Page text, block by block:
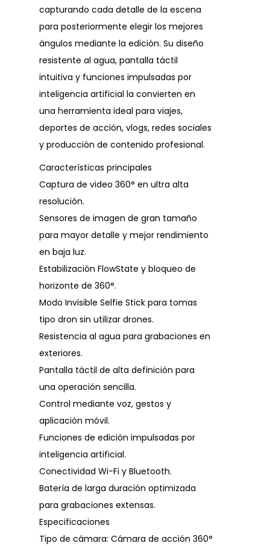
capturando cada detalle de la escena
para posteriormente elegir los mejores
ángulos mediante la edición. Su diseño
resistente al agua, pantalla táctil
intuitiva y funciones impulsadas por
inteligencia artificial la convierten en
una herramienta ideal para viajes,
deportes de acción, vlogs, redes sociales
y producción de contenido profesional.
Características principales
Captura de video 360° en ultra alta
resolución.
Sensores de imagen de gran tamaño
para mayor detalle y mejor rendimiento
en baja luz.
Estabilización FlowState y bloqueo de
horizonte de 360°.
Modo Invisible Selfie Stick para tomas
tipo dron sin utilizar drones.
Resistencia al agua para grabaciones en
exteriores.
Pantalla táctil de alta definición para
una operación sencilla.
Control mediante voz, gestos y
aplicación móvil.
Funciones de edición impulsadas por
inteligencia artificial.
Conectividad Wi-Fi y Bluetooth.
Batería de larga duración optimizada
para grabaciones extensas.
Especificaciones
Tipo de cámara: Cámara de acción 360°